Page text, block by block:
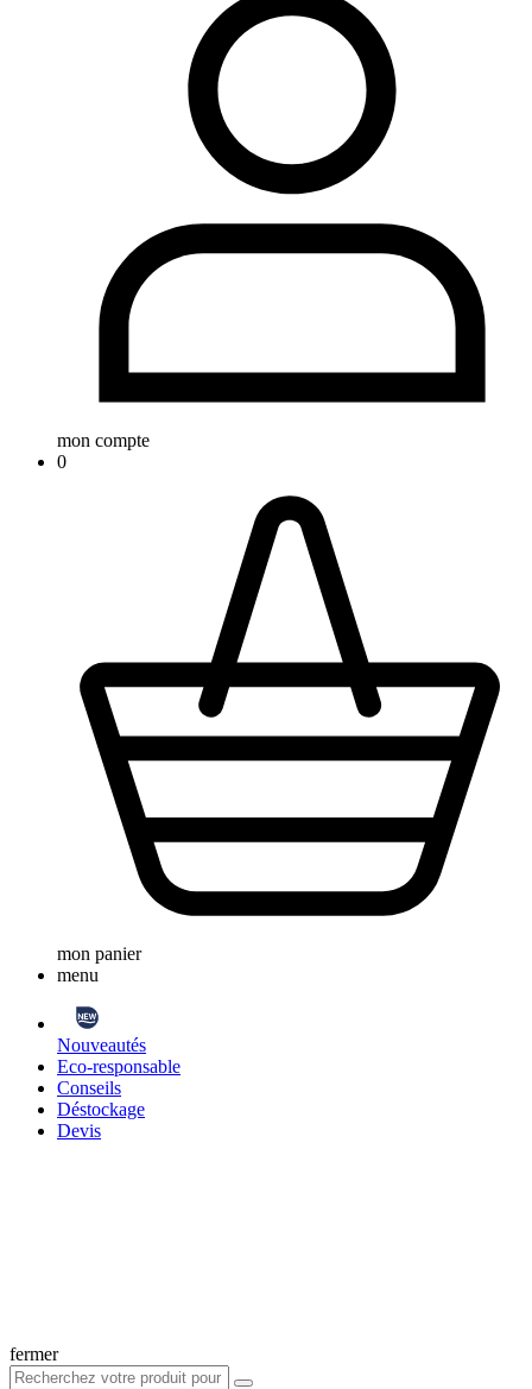
mon compte
0
mon panier
menu
Nouveautés
Eco-responsable
Conseils
Déstockage
Devis
fermer